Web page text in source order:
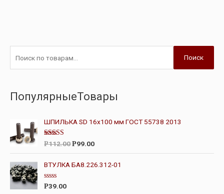
Поиск
ПопулярныеТовары
ШПИЛЬКА SD 16х100 мм ГОСТ 55738 2013
Оценка
Р112.00 Р99.00
ВТУЛКА БА8.226.312-01
О
Р39.00